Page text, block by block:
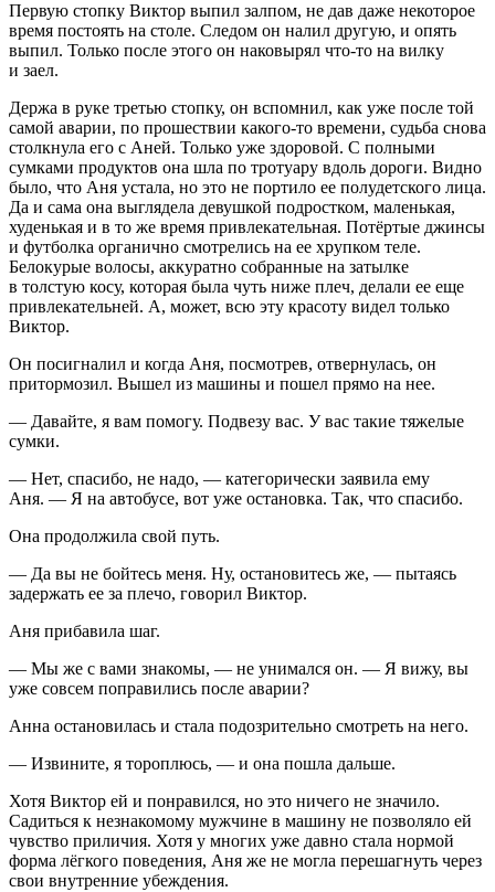
Первую стопку Виктор выпил залпом, не дав даже некоторое
время постоять на столе. Следом он налил другую, и опять
выпил. Только после этого он наковырял что-то на вилку
и заел.
Держа в руке третью стопку, он вспомнил, как уже после той
самой аварии, по прошествии какого-то времени, судьба снова
столкнула его с Аней. Только уже здоровой. С полными
сумками продуктов она шла по тротуару вдоль дороги. Видно
было, что Аня устала, но это не портило ее полудетского лица.
Да и сама она выглядела девушкой подростком, маленькая,
худенькая и в то же время привлекательная. Потёртые джинсы
и футболка органично смотрелись на ее хрупком теле.
Белокурые волосы, аккуратно собранные на затылке
в толстую косу, которая была чуть ниже плеч, делали ее еще
привлекательней. А, может, всю эту красоту видел только
Виктор.
Он посигналил и когда Аня, посмотрев, отвернулась, он
притормозил. Вышел из машины и пошел прямо на нее.
— Давайте, я вам помогу. Подвезу вас. У вас такие тяжелые
сумки.
— Нет, спасибо, не надо, — категорически заявила ему
Аня. — Я на автобусе, вот уже остановка. Так, что спасибо.
Она продолжила свой путь.
— Да вы не бойтесь меня. Ну, остановитесь же, — пытаясь
задержать ее за плечо, говорил Виктор.
Аня прибавила шаг.
— Мы же с вами знакомы, — не унимался он. — Я вижу, вы
уже совсем поправились после аварии?
Анна остановилась и стала подозрительно смотреть на него.
— Извините, я тороплюсь, — и она пошла дальше.
Хотя Виктор ей и понравился, но это ничего не значило.
Садиться к незнакомому мужчине в машину не позволяло ей
чувство приличия. Хотя у многих уже давно стала нормой
форма лёгкого поведения, Аня же не могла перешагнуть через
свои внутренние убеждения.